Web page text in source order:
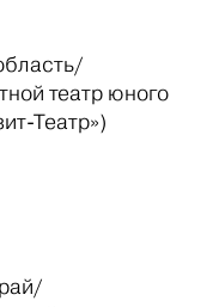
театр юного
Театр»)